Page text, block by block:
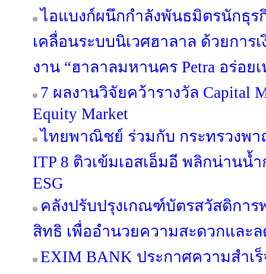
ไอแบงก์ผนึกกำลังพันธมิตรนักธุ
เคลื่อนระบบนิเวศฮาลาล ด้วยการ
งาน “ฮาลาลมหานคร Petra อร่อย
7 ผลงานวิจัยคว้ารางวัล Capital
Equity Market
ไทยพาณิชย์ ร่วมกับ กระทรวงพา
ITP 8 ติวเข้มเอสเอ็มอี พลิกน่านน้
ESG
คลังปรับปรุงเกณฑ์บัตรสวัสดิกา
สิทธิ เพื่ออำนวยความสะดวกและ
EXIM BANK ประกาศความสำเร็